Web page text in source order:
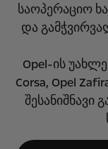
საოპერაციო
და
Opel-ის
Corsa, Opel
შესანიშნავი